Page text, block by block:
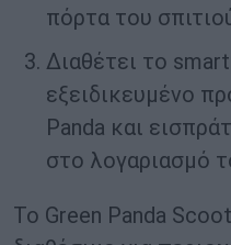
πόρτα του
Διαθέτει το
εξειδικευμένο
Panda και
στο λογαριασμό
Το Green Panda